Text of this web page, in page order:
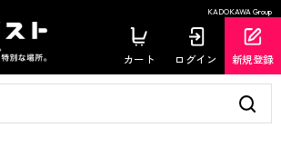
KADOKAWA Group
カート ログイン 新規登録